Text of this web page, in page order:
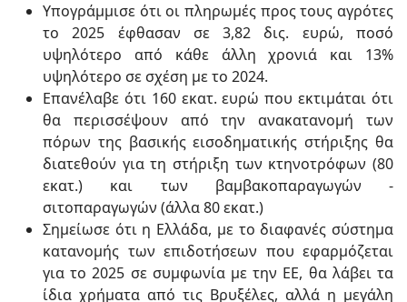
Υπογράμμισε ότι οι πληρωμές προς τους αγρότες
το 2025 έφθασαν σε 3,82 δις. ευρώ, ποσό
υψηλότερο από κάθε άλλη χρονιά και 13%
υψηλότερο σε σχέση με το 2024.
Επανέλαβε ότι 160 εκατ. ευρώ που εκτιμάται ότι
θα περισσέψουν από την ανακατανομή των
πόρων της βασικής εισοδηματικής στήριξης θα
διατεθούν για τη στήριξη των κτηνοτρόφων (80
εκατ.) και των βαμβακοπαραγωγών -
σιτοπαραγωγών (άλλα 80 εκατ.)
Σημείωσε ότι η Ελλάδα, με το διαφανές σύστημα
κατανομής των επιδοτήσεων που εφαρμόζεται
για το 2025 σε συμφωνία με την ΕΕ, θα λάβει τα
ίδια χρήματα από τις Βρυξέλες, αλλά η μεγάλη